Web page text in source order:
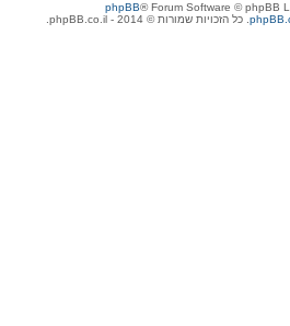
phpBB® Forum Software © phpBB
. כל הזכויות שמורות © 2014 - phpBB.co.il.